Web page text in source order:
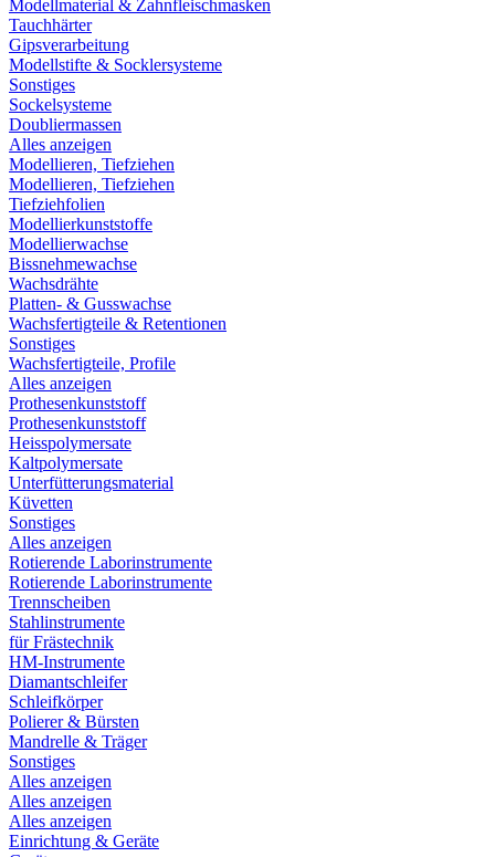
Modellmaterial & Zahnfleischmasken
Tauchhärter
Gipsverarbeitung
Modellstifte & Socklersysteme
Sonstiges
Sockelsysteme
Doubliermassen
Alles anzeigen
Modellieren, Tiefziehen
Modellieren, Tiefziehen
Tiefziehfolien
Modellierkunststoffe
Modellierwachse
Bissnehmewachse
Wachsdrähte
Platten- & Gusswachse
Wachsfertigteile & Retentionen
Sonstiges
Wachsfertigteile, Profile
Alles anzeigen
Prothesenkunststoff
Prothesenkunststoff
Heisspolymersate
Kaltpolymersate
Unterfütterungsmaterial
Küvetten
Sonstiges
Alles anzeigen
Rotierende Laborinstrumente
Rotierende Laborinstrumente
Trennscheiben
Stahlinstrumente
für Frästechnik
HM-Instrumente
Diamantschleifer
Schleifkörper
Polierer & Bürsten
Mandrelle & Träger
Sonstiges
Alles anzeigen
Alles anzeigen
Alles anzeigen
Einrichtung & Geräte